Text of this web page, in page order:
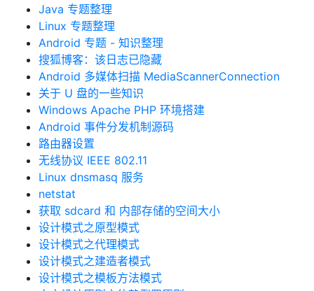
Java 专题整理
Linux 专题整理
Android 专题 - 知识整理
搜狐博客：该日志已隐藏
Android 多媒体扫描 MediaScannerConnection
关于 U 盘的一些知识
Windows Apache PHP 环境搭建
Android 事件分发机制源码
路由器设置
无线协议 IEEE 802.11
Linux dnsmasq 服务
netstat
获取 sdcard 和 内部存储的空间大小
设计模式之原型模式
设计模式之代理模式
设计模式之建造者模式
设计模式之模板方法模式